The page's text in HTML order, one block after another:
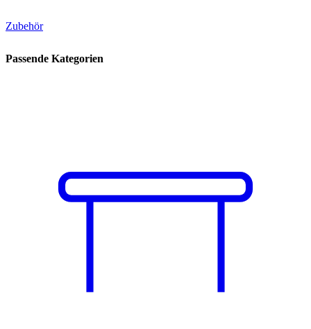
Zubehör
Passende Kategorien